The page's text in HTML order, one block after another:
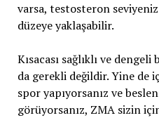
varsa, testosteron
düzeye yaklaşabilir.
Kısacası sağlıklı ve
da gerekli değildir. Yine de
spor yapıyorsanız ve
görüyorsanız, ZMA sizin